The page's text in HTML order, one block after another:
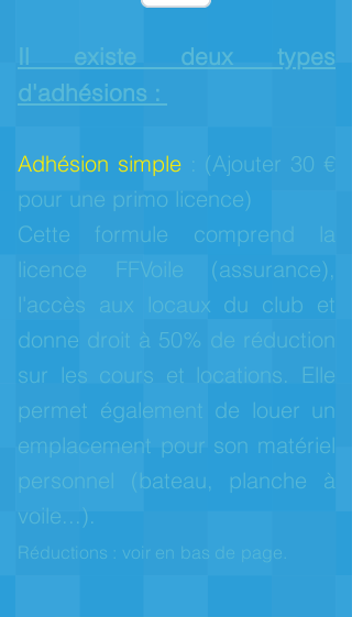
Il existe deux types
d'adhésions :
Adhésion simple: (Ajouter 30 €
pour une primo licence)
Cette formule comprend la
licence FFVoile (assurance),
l'accès aux locaux du club et
donne droit à 50% de réduction
sur les cours et locations. Elle
permet également de louer un
emplacement pour son matériel
personnel (bateau, planche à
voile...).
Réductions : voir en bas de page.